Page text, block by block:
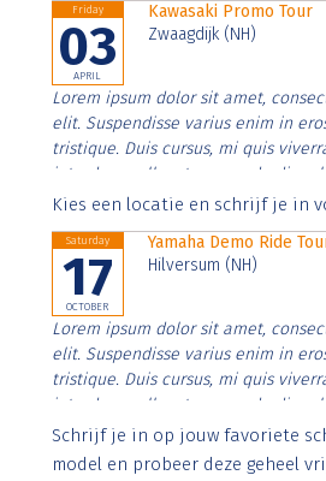
Friday
03
APRIL
Kawasaki Promo Tour
Zwaagdijk (NH)
Lorem ipsum dolor sit amet,
elit. Suspendisse varius enim in
tristique. Duis cursus, mi quis
interdum nulla, ut commodo diam
Aenean faucibus nibh et justo
Kies een locatie en schrijf je in
Saturday
17
OCTOBER
Yamaha Demo Ride
Hilversum (NH)
Lorem ipsum dolor sit amet,
elit. Suspendisse varius enim in
tristique. Duis cursus, mi quis
interdum nulla, ut commodo diam
Aenean faucibus nibh et justo
imperdiet. Nunc ut sem vitae risus
Schrijf je in op jouw favoriete
model en probeer deze geheel